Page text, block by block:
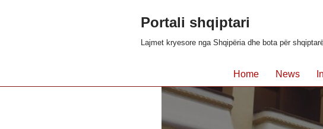
Portali shqiptari
Lajmet kryesore nga Shqipëria dhe bota për
Home News